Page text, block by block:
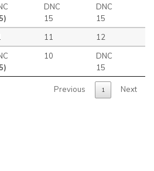
DNC
15
DNC
15
11
12
10
DNC
15
Previous 1 Next